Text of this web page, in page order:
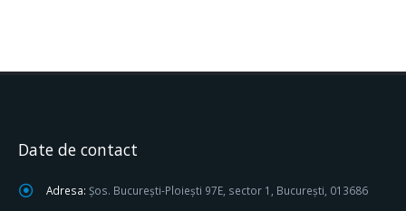
Date de contact
Adresa: Șos. București-Ploiești 97E, sector 1, București, 013686